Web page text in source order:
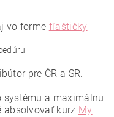
vo forme fľaštičky
pre ČR a SR.
systému a maximálnu
absolvovať kurz My